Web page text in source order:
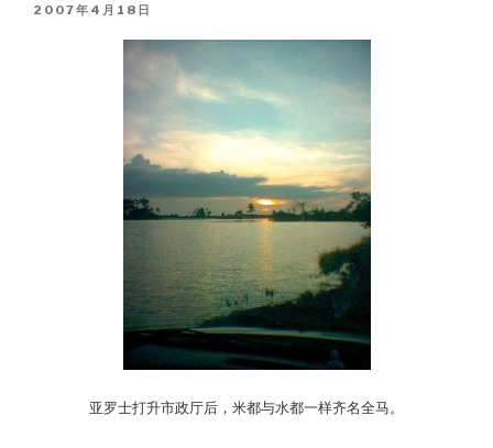
POSTED
2007年4月18日
亚罗士打升市政厅后，米都与水都一样齐名全马。